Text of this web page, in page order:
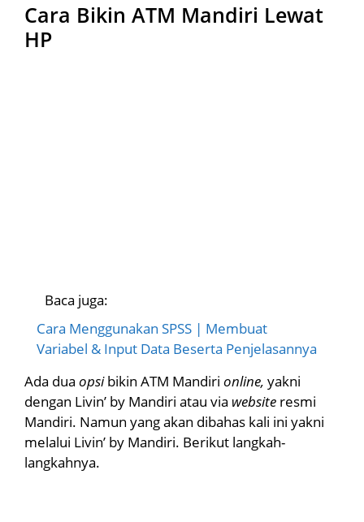
Cara Bikin ATM Mandiri Lewat
HP
Baca juga:
Cara Menggunakan SPSS | Membuat
Variabel & Input Data Beserta Penjelasannya
Ada dua opsibikin ATM Mandiri online, yakni
dengan Livin’ by Mandiri atau via website resmi
Mandiri. Namun yang akan dibahas kali ini yakni
melalui Livin’ by Mandiri. Berikut langkah-
langkahnya.